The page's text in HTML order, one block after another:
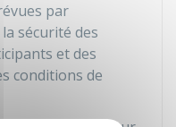
par
sécurité des
et des
conditions de